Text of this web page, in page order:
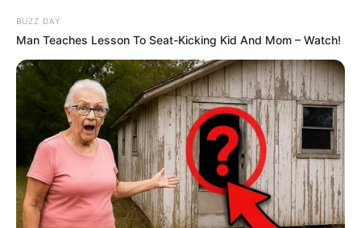
BUZZ DAY
Man Teaches Lesson To Seat-Kicking Kid And Mom – Watch!